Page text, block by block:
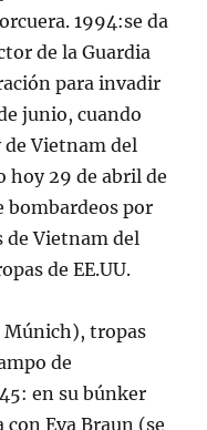
1994:se da
de la Guardia
para invadir
junio, cuando
de Vietnam del
hoy 29 de abril de
bombardeos por
de Vietnam del
de EE.UU.
Múnich), tropas
de
en su búnker
Eva Braun (se